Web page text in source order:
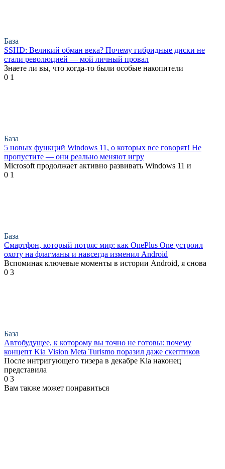
База
SSHD: Великий обман века? Почему гибридные диски не
стали революцией — мой личный провал
Знаете ли вы, что когда-то были особые накопители
0 1
База
5 новых функций Windows 11, о которых все говорят! Не
пропустите — они реально меняют игру
Microsoft продолжает активно развивать Windows 11 и
0 1
База
Смартфон, который потряс мир: как OnePlus One устроил
охоту на флагманы и навсегда изменил Android
Вспоминая ключевые моменты в истории Android, я снова
0 3
База
Автобудущее, к которому вы точно не готовы: почему
концепт Kia Vision Meta Turismo поразил даже скептиков
После интригующего тизера в декабре Kia наконец
представила
0 3
Вам также может понравиться